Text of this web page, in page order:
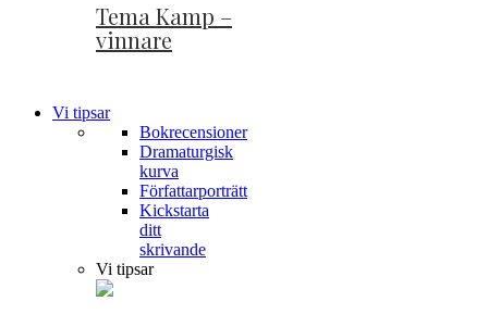
Tema Kamp –
vinnare
Vi tipsar
Bokrecensioner
Dramaturgisk
kurva
Författarporträtt
Kickstarta
ditt
skrivande
Vi tipsar